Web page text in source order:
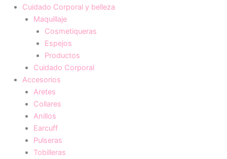
Cuidado Corporal y belleza
Maquillaje
Cosmetiqueras
Espejos
Productos
Cuidado Corporal
Accesorios
Aretes
Collares
Anillos
Earcuff
Pulseras
Tobilleras